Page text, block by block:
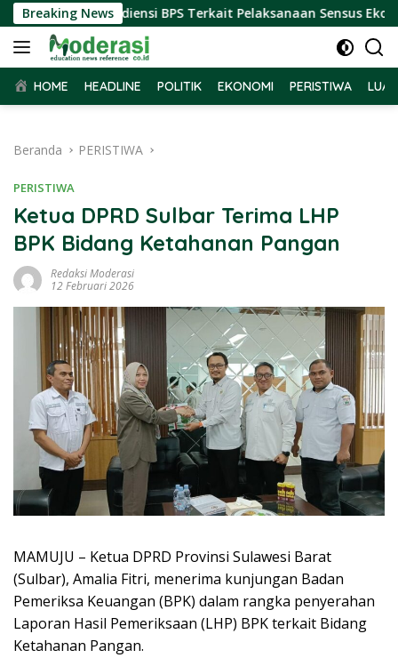
Langsung
ke
konten
Breaking News
Terima Audiensi BPS Terkait Pelaksanaan Sensus Ekonomi
HOME HEADLINE POLITIK EKONOMI PERISTIWA
Beranda PERISTIWA
PERISTIWA
Ketua DPRD Sulbar Terima LHP
BPK Bidang Ketahanan Pangan
Redaksi Moderasi
12 Februari 2026
MAMUJU – Ketua DPRD Provinsi Sulawesi Barat
(Sulbar), Amalia Fitri, menerima kunjungan Badan
Pemeriksa Keuangan (BPK) dalam rangka penyerahan
Laporan Hasil Pemeriksaan (LHP) BPK terkait Bidang
Ketahanan Pangan.